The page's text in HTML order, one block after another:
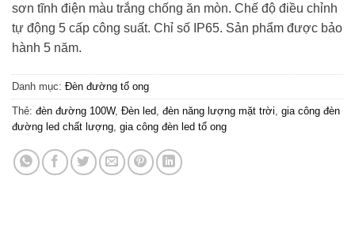
sơn tĩnh điện màu trắng chống ăn mòn. Chế độ điều chỉnh
tự động 5 cấp công suất. Chỉ số IP65. Sản phẩm được bảo
hành 5 năm.
Danh mục: Đèn đường tổ ong
Thẻ: đèn đường 100W, Đèn led, đèn năng lượng mặt trời, gia công đèn
đường led chất lượng, gia công đèn led tổ ong